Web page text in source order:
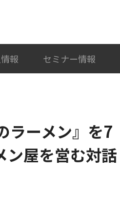
報 セミナー情報
ラーメン』を7
ン屋を営む対話